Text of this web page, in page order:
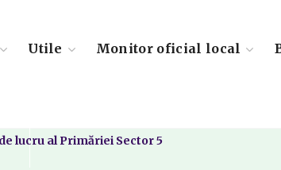
Utile Monitor oficial local
lucru al Primăriei Sector 5